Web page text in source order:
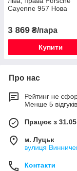
Cayenne 957 Нова
3 869 ₴/пара
Купити
Про нас
Рейтинг не
Менше 5
Працює з
м. Луцьк
вулиця
Контакти